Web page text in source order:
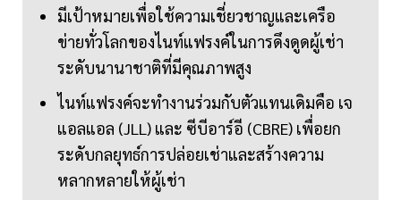
มีเป้าหมายเพื่อใช้ความเชี่ยวชาญและเครือ
ข่ายทั่วโลกของไนท์แฟรงค์ในการดึงดูดผู้เช่า
ระดับนานาชาติที่มีคุณภาพสูง
ไนท์แฟรงค์จะทำงานร่วมกับตัวแทนเดิมคือ เจ
แอลแอล (JLL) และ ซีบีอาร์อี (CBRE) เพื่อยก
ระดับกลยุทธ์การปล่อยเช่าและสร้างความ
หลากหลายให้ผู้เช่า